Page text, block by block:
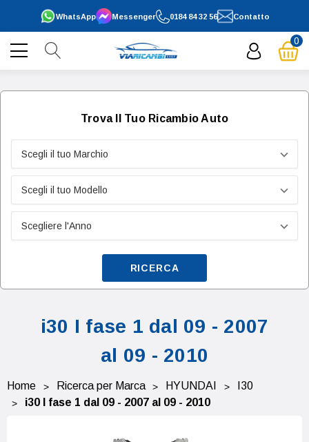
0184 84 32 56
WhatsApp Contatto
Messenger
0
Trova Il Tuo Ricambio Auto
RICERCA
i30 I fase 1 dal 09 - 2007
al 09 - 2010
Home Ricerca per Marca HYUNDAI
I30
i30 I fase 1 dal 09 - 2007 al 09 - 2010